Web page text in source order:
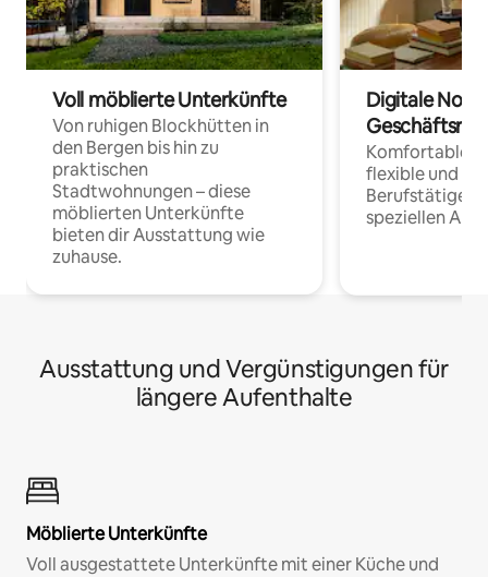
Voll möblierte Unterkünfte
Von ruhigen Blockhütten in
den Bergen bis hin zu
praktischen
Stadtwohnungen – diese
möblierten Unterkünfte
bieten dir Ausstattung wie
zuhause.
Digitale
Komfortable
flexible und
Berufstätige
speziellen
Ausstattung und Vergünstigungen für
längere Aufenthalte
Möblierte Unterkünfte
Voll ausgestattete Unterkünfte mit einer Küche und